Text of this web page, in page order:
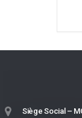
Siège Social –